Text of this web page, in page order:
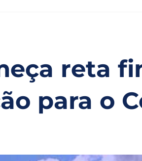
reta
para o